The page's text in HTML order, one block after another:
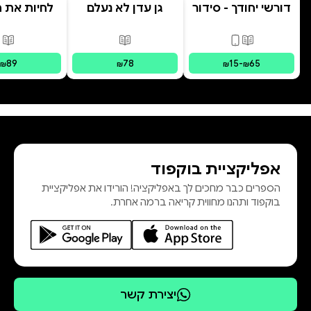
דורשי יחודך - סידור
פורמטים זמינים
מודפס, דיגיטלי
₪15-₪65
גן עדן לא נעלם
פורמטים זמינים מודפס
₪78
לחיות את
₪89
אפליקציית בוקפוד
הספרים כבר מחכים לך באפליקציה! הורידו את אפליקציית
בוקפוד ותהנו מחווית קריאה ברמה אחרת.
יצירת קשר